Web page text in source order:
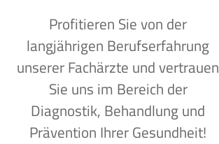
Profitieren Sie von der
langjährigen Berufserfahrung
unserer Fachärzte und vertrauen
Sie uns im Bereich der
Diagnostik, Behandlung und
Prävention Ihrer Gesundheit!